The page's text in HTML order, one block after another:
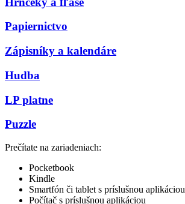
Papiernictvo
Zápisníky a kalendáre
Hudba
LP platne
Puzzle
Prečítate na zariadeniach:
Pocketbook
Kindle
Smartfón či tablet s príslušnou aplikáciou
Počítač s príslušnou aplikáciou